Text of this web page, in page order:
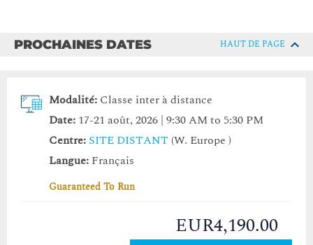
PROCHAINES DATES HAUT DE PAGE
Modalité: Classe inter à distance
Date: 17-21 août, 2026 | 9:30 AM to 5:30 PM
Centre: SITE DISTANT (W. Europe )
Langue: Français
Guaranteed To Run
EUR4,190.00